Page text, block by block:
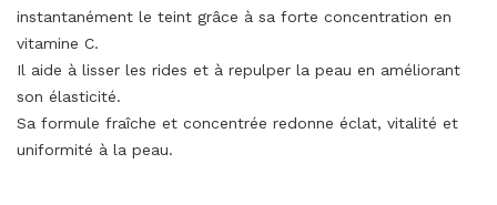
instantanément le teint grâce à sa forte concentration en
vitamine C.
Il aide à lisser les rides et à repulper la peau en améliorant
son élasticité.
Sa formule fraîche et concentrée redonne éclat, vitalité et
uniformité à la peau.